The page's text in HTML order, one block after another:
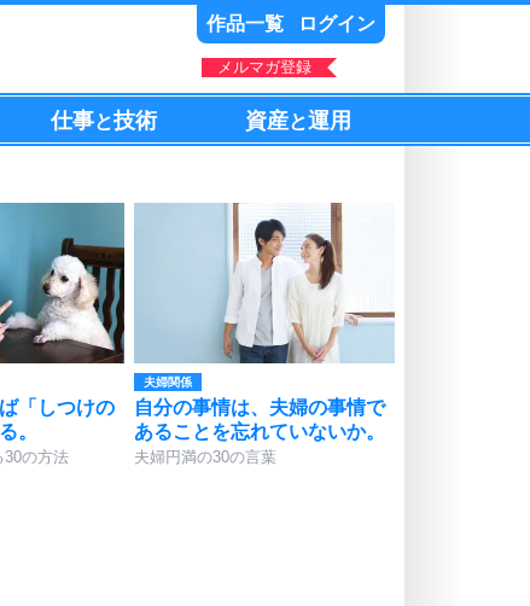
作品一覧 ログイン
メルマガ登録
仕事と技術 資産と運用
「しつけの
。
30の方法
夫婦関係
自分の事情は、夫婦の事情で
あることを忘れていないか。
夫婦円満の30の言葉